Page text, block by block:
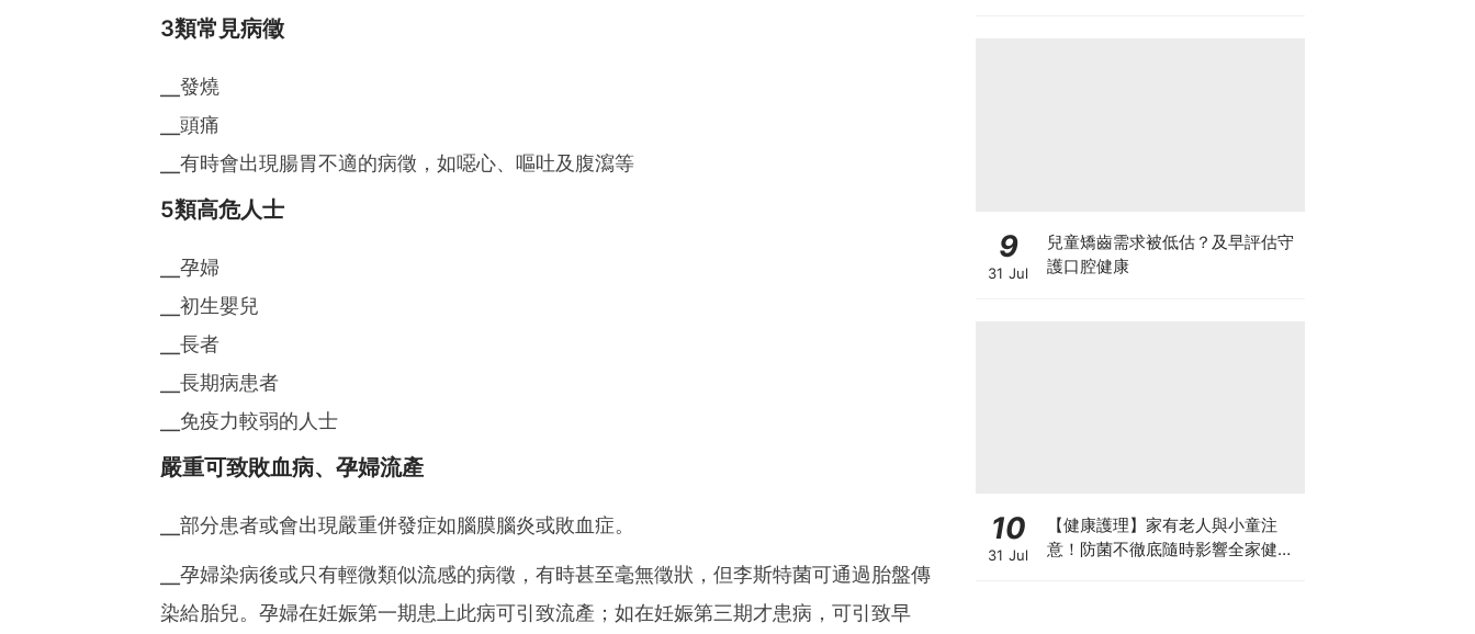
3類常見病徵
╴發燒
╴頭痛
╴有時會出現腸胃不適的病徵，如噁心、嘔吐及腹瀉等
5類高危人士
╴孕婦
╴初生嬰兒
╴長者
╴長期病患者
╴免疫力較弱的人士
嚴重可致敗血病、孕婦流產
╴部分患者或會出現嚴重併發症如腦膜腦炎或敗血症。
╴孕婦染病後或只有輕微類似流感的病徵，有時甚至毫無徵狀，但李斯特菌可通過胎盤傳
染給胎兒。孕婦在妊娠第一期患上此病可引致流產；如在妊娠第三期才患病，可引致早
9
31 Jul
兒童矯齒需求被低估？及早評估守
護口腔健康
10
31 Jul
【健康護理】家有老人與小童注
意！防菌不徹底隨時影響全家健康